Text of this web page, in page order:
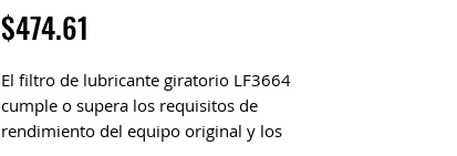
$474.61
El filtro de lubricante giratorio LF3664
cumple o supera los requisitos de
rendimiento del equipo original y los